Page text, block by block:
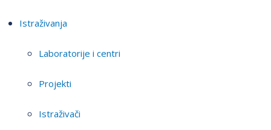
Istraživanja
Laboratorije i centri
Projekti
Istraživači